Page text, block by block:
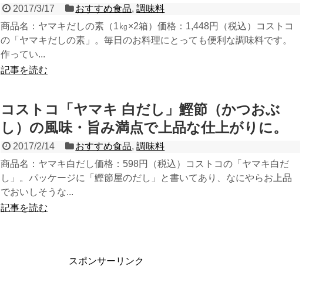
2017/3/17 おすすめ食品,調味料
商品名：ヤマキだしの素（1㎏×2箱）価格：1,448円（税込）コストコ
の「ヤマキだしの素」。毎日のお料理にとっても便利な調味料です。
作ってい...
記事を読む
コストコ「ヤマキ 白だし」鰹節（かつおぶ
し）の風味・旨み満点で上品な仕上がりに。
2017/2/14 おすすめ食品,調味料
商品名：ヤマキ白だし価格：598円（税込）コストコの「ヤマキ白だ
し」。パッケージに「鰹節屋のだし」と書いてあり、なにやらお上品
でおいしそうな...
記事を読む
スポンサーリンク